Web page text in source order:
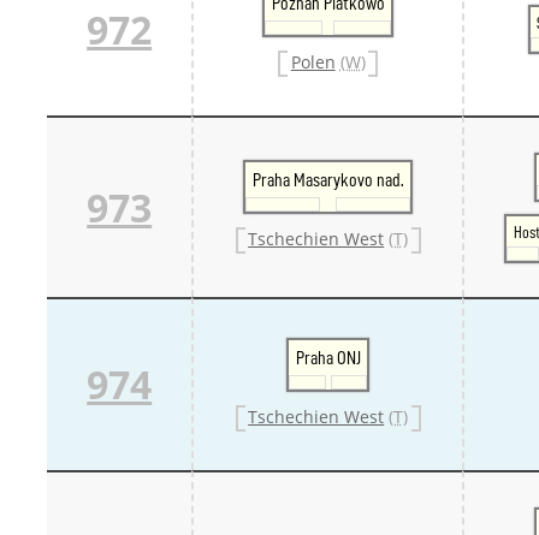
972
Polen (W)
973
Praha Masarykovo nad.
Tschechien West (T)
974
Praha ONJ
Tschechien West (T)